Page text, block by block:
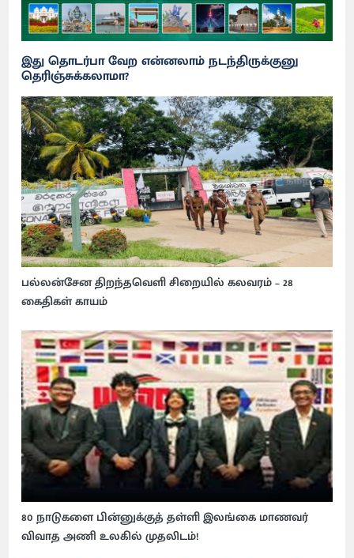
இது தொடர்பா வேற என்னலாம் நடந்திருக்குனு
தெரிஞ்சுக்கலாமா?
பல்லன்சேன திறந்தவெளி சிறையில் கலவரம் – 28
கைதிகள் காயம்
80 நாடுகளை பின்னுக்குத் தள்ளி இலங்கை மாணவர்
விவாத அணி உலகில் முதலிடம்!